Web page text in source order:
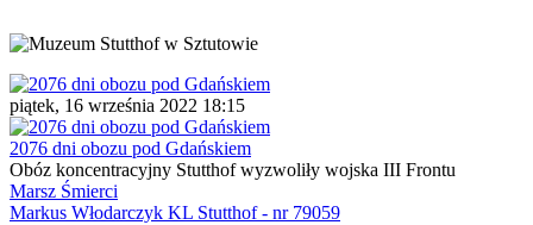
piątek, 16 września 2022 18:15
2076 dni obozu pod Gdańskiem
Obóz koncentracyjny Stutthof wyzwoliły wojska III Frontu
Marsz Śmierci
Markus Włodarczyk KL Stutthof - nr 79059